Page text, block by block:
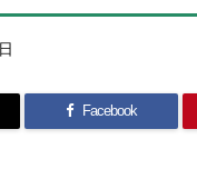
Facebook